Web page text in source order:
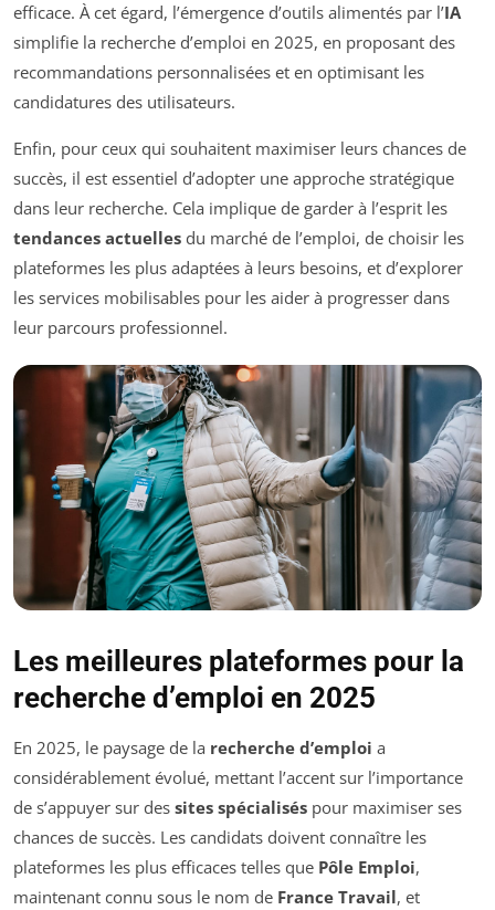
efficace. À cet égard, l’émergence d’outils alimentés par l’IA
simplifie la recherche d’emploi en 2025, en proposant des
recommandations personnalisées et en optimisant les
candidatures des utilisateurs.
Enfin, pour ceux qui souhaitent maximiser leurs chances de
succès, il est essentiel d’adopter une approche stratégique
dans leur recherche. Cela implique de garder à l’esprit les
tendances actuelles du marché de l’emploi, de choisir les
plateformes les plus adaptées à leurs besoins, et d’explorer
les services mobilisables pour les aider à progresser dans
leur parcours professionnel.
Les meilleures plateformes pour la
recherche d’emploi en 2025
En 2025, le paysage de la recherche d’emploi a
considérablement évolué, mettant l’accent sur l’importance
de s’appuyer sur des sites spécialisés pour maximiser ses
chances de succès. Les candidats doivent connaître les
plateformes les plus efficaces telles que Pôle Emploi,
maintenant connu sous le nom de France Travail, et